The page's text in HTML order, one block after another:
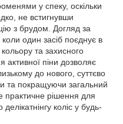
у спеку, оскільки
не встигнувши
з брудом. Догляд за
один засіб поєднує в
та захисного
активної піни дозволяє
до нового, суттєво
та покращуючи загальний
практичне рішення для
коліс у будь-